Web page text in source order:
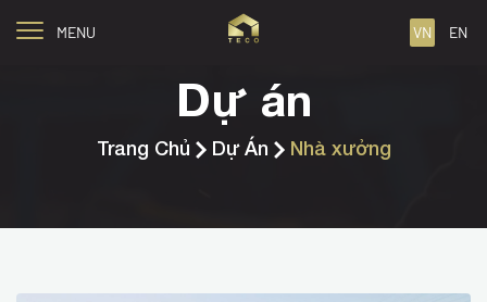
MENU EN
VN
Dự án
Trang Chủ Dự Án Nhà xưởng